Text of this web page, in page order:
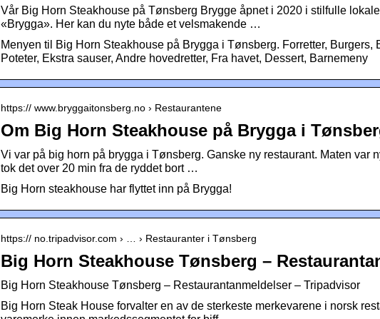
Vår Big Horn Steakhouse på Tønsberg Brygge åpnet i 2020 i stilfulle
«Brygga». Her kan du nyte både et velsmakende …
Menyen til Big Horn Steakhouse på Brygga i Tønsberg. Forretter, Burgers,
Poteter, Ekstra sauser, Andre hovedretter, Fra havet, Dessert, Barnemeny
https:// www.bryggaitonsberg.no › Restaurantene
Om Big Horn Steakhouse på Brygga i
Vi var på big horn på brygga i Tønsberg. Ganske ny restaurant. Maten var
tok det over 20 min fra de ryddet bort …
Big Horn steakhouse har flyttet inn på Brygga!
https:// no.tripadvisor.com › … › Restauranter i Tønsberg
Big Horn Steakhouse Tønsberg –
Big Horn Steakhouse Tønsberg – Restaurantanmeldelser – Tripadvisor
Big Horn Steak House forvalter en av de sterkeste merkevarene i norsk